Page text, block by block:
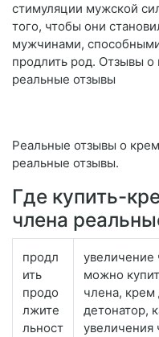
стимуляции мужской
того, чтобы они
мужчинами,
продлить род. Отзывы
реальные отзывы
Реальные отзывы о
реальные отзывы.
Где купить-
члена
продл
ить
продо
лжите
льност
можно
члена, крем
детонатор,
увеличения